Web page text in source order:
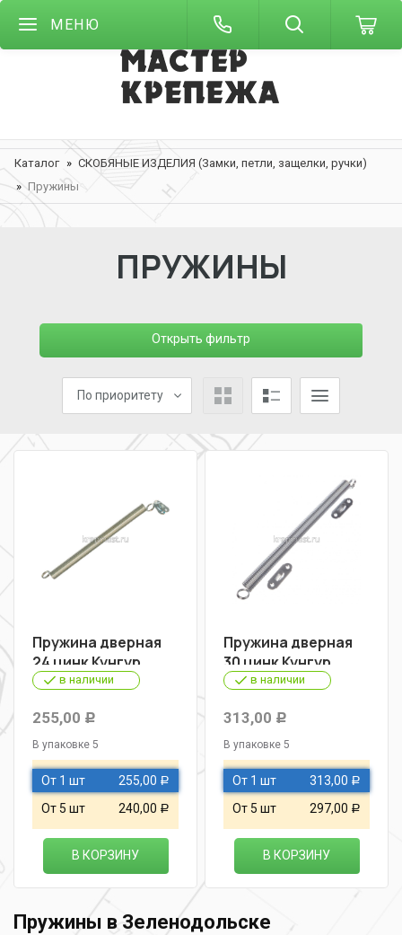
МЕНЮ
Каталог
СКОБЯНЫЕ ИЗДЕЛИЯ (Замки, петли, защелки, ручки)
Пружины
ПРУЖИНЫ
Открыть фильтр
По приоритету
Пружина дверная
24 цинк Кунгур
в наличии
255,00 Р
В упаковке 5
От 1 шт 255,00 Р
От 5 шт 240,00 Р
В КОРЗИНУ
Пружина дверная
30 цинк Кунгур
в наличии
313,00 Р
В упаковке 5
От 1 шт 313,00 Р
От 5 шт 297,00 Р
В КОРЗИНУ
Пружины в Зеленодольске